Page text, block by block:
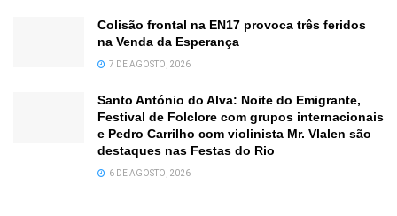
Colisão frontal na EN17 provoca três feridos
na Venda da Esperança
7 DE AGOSTO, 2026
Santo António do Alva: Noite do Emigrante,
Festival de Folclore com grupos internacionais
e Pedro Carrilho com violinista Mr. Vlalen são
destaques nas Festas do Rio
6 DE AGOSTO, 2026